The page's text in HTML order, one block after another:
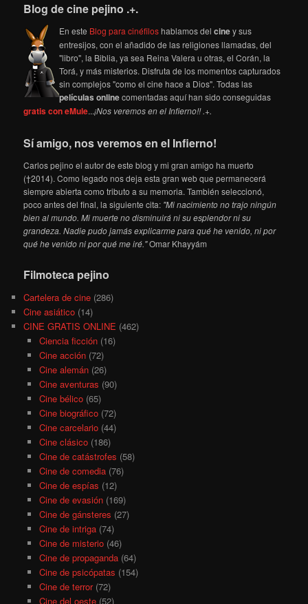
Blog de cine pejino .+.
En este Blog para cinéfiloshablamos delciney sus
entresijos, con el añadido de las religiones llamadas, del
"libro", la Biblia, ya sea Reina Valera u otras, el Corán, la
Torá, y más misterios. Disfruta de los momentos capturados
sin complejos "como el cine hace a Dios". Todas las
películas onlinecomentadas aquí han sido conseguidas
gratis con eMule...¡Nos veremos en el Infierno!! .+.
Sí amigo, nos veremos en el Infierno!
Carlos pejino el autor de este blog y mi gran amigo ha muerto
(†2014). Como legado nos deja esta gran web que permanecerá
siempre abierta como tributo a su memoria. También seleccionó,
poco antes del final, la siguiente cita: "Mi nacimiento no trajo ningún
bien al mundo. Mi muerte no disminuirá ni su esplendor ni su
grandeza. Nadie pudo jamás explicarme para qué he venido, ni por
qué he venido ni por qué me iré."Omar Khayyám
Filmoteca pejino
Cartelera de cine (286)
Cine asiático (14)
CINE GRATIS ONLINE (462)
Ciencia ficción(16)
Cine acción(72)
Cine alemán(26)
Cine aventuras (90)
Cine bélico(65)
Cine biográfico(72)
Cine carcelario(44)
Cine clásico(186)
Cine de catástrofes (58)
Cine de comedia(76)
Cine de espías (12)
Cine de evasión(169)
Cine de gánsteres (27)
Cine de intriga(74)
Cine de misterio(46)
Cine de propaganda(64)
Cine de psicópatas (154)
Cine de terror(72)
Cine del oeste(52)